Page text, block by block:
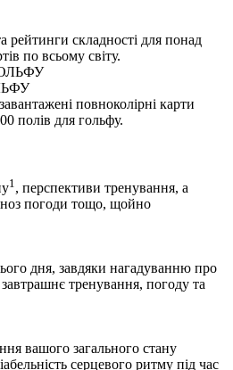
рейтинги складності для понад
по всьому світу.
повноколірні карти
полів для гольфу.
1 , перспективи тренування, а
погоди тощо, щойно
дня, завдяки нагадуванню про
завтрашнє тренування, погоду та
вашого загального стану
серцевого ритму під час